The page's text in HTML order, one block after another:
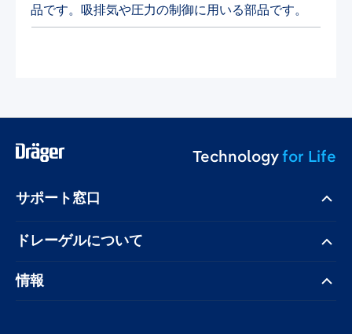
品です。吸排気や圧力の制御に用いる部品です。
Technologyfor Life
サポート窓口
ドレーゲル​について
情報